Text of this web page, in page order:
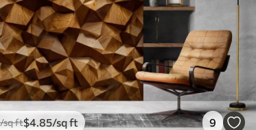
/sq ft$4.85/sq ft 9